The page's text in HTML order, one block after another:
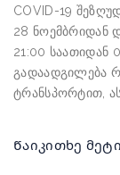
COVID-19
28 ნოემბრიდან
21:00 საათიდან
გადაადგილება
ტრანსპორტით,
Წაიკითხე მეტი